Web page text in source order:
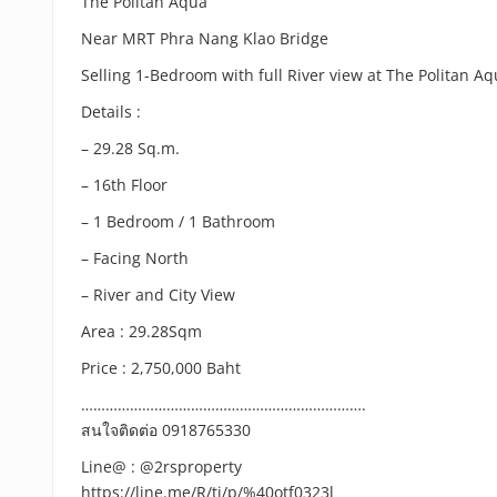
Near MRT Phra Nang Klao Bridge
Selling 1-Bedroom with full River view at The Politan
Details :
– 29.28 Sq.m.
– 16th Floor
– 1 Bedroom / 1 Bathroom
– Facing North
– River and City View
Area : 29.28Sqm
Price : 2,750,000 Baht
…………………………………………………………….
สนใจติดต่อ 0918765330
Line@ : @2rsproperty
https://line.me/R/ti/p/%40otf0323l